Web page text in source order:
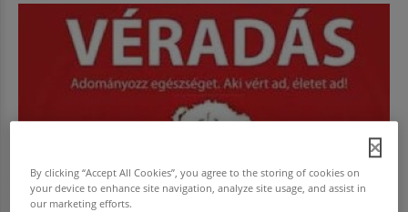
By clicking “Accept All Cookies”, you agree to the storing of cookies on
your device to enhance site navigation, analyze site usage, and assist in
our marketing efforts.